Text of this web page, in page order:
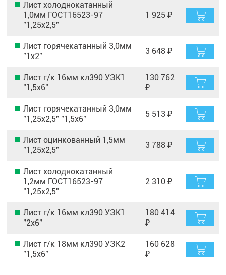
Лист холоднокатанный
1,0мм ГОСТ16523-97
"1,25х2,5"
1 925 ₽
Лист горячекатанный 3,0мм
"1х2"
3 648 ₽
Лист г/к 16мм кл390 УЗК1
"1,5х6"
130 762
₽
Лист горячекатанный 3,0мм
"1,25х2,5" "1,5х6"
5 513 ₽
Лист оцинкованный 1,5мм
"1,25х2,5"
3 788 ₽
Лист холоднокатанный
1,2мм ГОСТ16523-97
"1,25х2,5"
2 310 ₽
Лист г/к 16мм кл390 УЗК1
"2х6"
180 414
₽
Лист г/к 18мм кл390 УЗК2
"1,5х6"
160 628
₽